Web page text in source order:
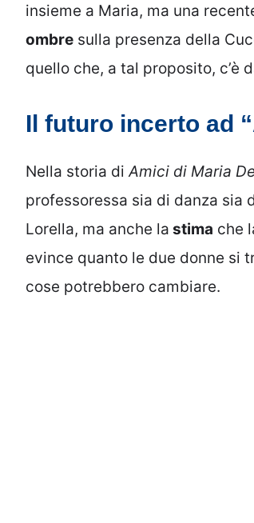
insieme a Maria, ma una
ombre sulla presenza della
quello che, a tal proposito, c’è
Il futuro incerto ad
Nella storia diAmici di Maria
professoressa sia di danza sia
Lorella, ma anche la stima che
evince quanto le due donne si
cose potrebbero cambiare.